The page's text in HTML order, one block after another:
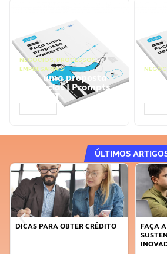
NEGÓCIOS, PROCESSOS
EMPRESARIAIS
Faça uma proposta
comercial | Prompts
ChatGPT
ÚLTIMOS
DICAS PARA OBTER CRÉDITO
FAÇA